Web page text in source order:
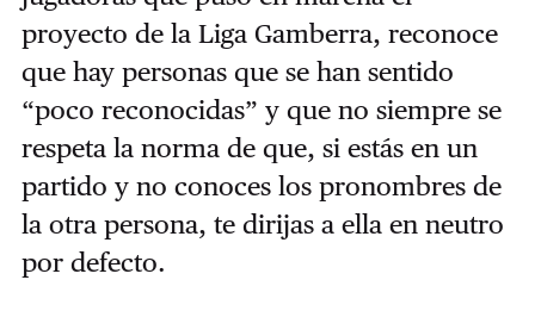
proyecto de la Liga Gamberra, reconoce
que hay personas que se han sentido
“poco reconocidas” y que no siempre se
respeta la norma de que, si estás en un
partido y no conoces los pronombres de
la otra persona, te dirijas a ella en neutro
por defecto.